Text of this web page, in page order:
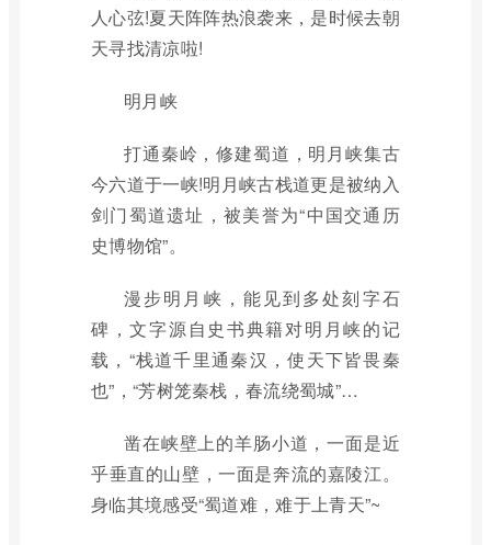
人心弦!夏天阵阵热浪袭来，是时候去朝
天寻找清凉啦!
明月峡
打通秦岭，修建蜀道，明月峡集古
今六道于一峡!明月峡古栈道更是被纳入
剑门蜀道遗址，被美誉为“中国交通历
史博物馆”。
漫步明月峡，能见到多处刻字石
碑，文字源自史书典籍对明月峡的记
载，“栈道千里通秦汉，使天下皆畏秦
也”，“芳树笼秦栈，春流绕蜀城”…
凿在峡壁上的羊肠小道，一面是近
乎垂直的山壁，一面是奔流的嘉陵江。
身临其境感受“蜀道难，难于上青天”~